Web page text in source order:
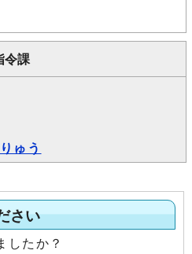
課
ゅう
さい
したか？